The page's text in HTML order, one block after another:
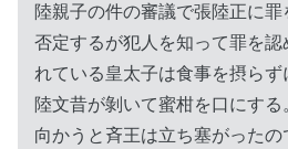
陸親子の件の審議で張陸正に
否定するが犯人を知って罪を認
れている皇太子は食事を摂ら
陸文昔が剝いて蜜柑を口にす
向かうと斉王は立ち塞がった